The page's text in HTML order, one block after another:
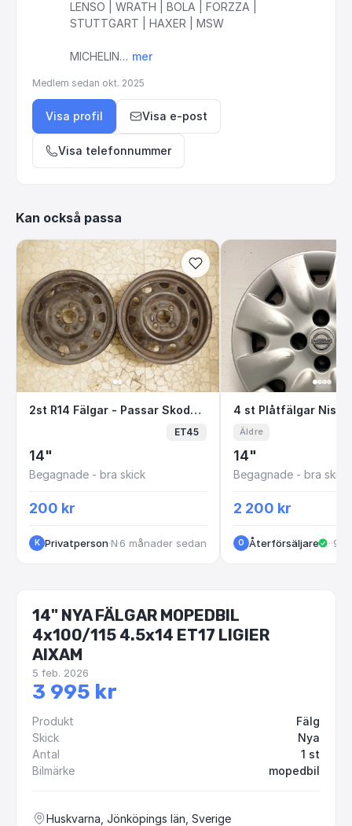
LENSO WRATH BOLA FORZZA
STUTTGART
HAXER MSW
MICHELIN… mer
Medlem sedan okt. 2025
Visa profil Visa e-post
Visa telefonnummer
Kan också passa
2st R14 Fälgar - Passar Skoda Felicia/
2st R14 Fälgar - Passar Skoda Felicia/Pickup/Caddy Pickup
ET45
14"
Begagnade - bra skick
200 kr
K Privatperson· Norrköping
·6 månader sedan
4 st Plåtfälgar
Äldre
14"
Begagnade - bra skick
2 200 kr
O Återförsäljare ··9
14" NYA FÄLGAR MOPEDBIL
4x100/115 4.5x14 ET17 LIGIER
AIXAM
5 feb. 2026
3 995 kr
Produkt
Fälg
Skick
Nya
Antal
1 st
Bilmärke
mopedbil
Huskvarna, Jönköpings län, Sverige